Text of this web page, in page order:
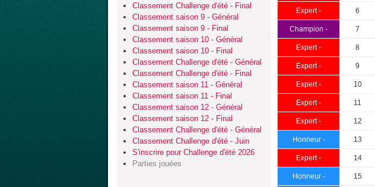
Classement Challenge d'été - Final
Classement saison 9 - Général
Classement saison 9 - Final
Classement saison 10 - Général
Classement saison 10 - Final
Classement Challenge d'été - Général
Classement Challenge d'été - Final
Classement saison 11 - Général
Classement saison 11 - Final
Classement saison 12 - Général
Classement saison 12 - Final
Classement Challenge d'été - Général
Classement Challenge d'été - Juin
S'inscrire pour Challenge d'été 2026
Parties jouées
Expert - 6
Champion - 7
Expert - 8
Expert - 9
Expert - 10
Expert - 11
Expert - 12
Honneur - 13
Expert - 14
Honneur - 15